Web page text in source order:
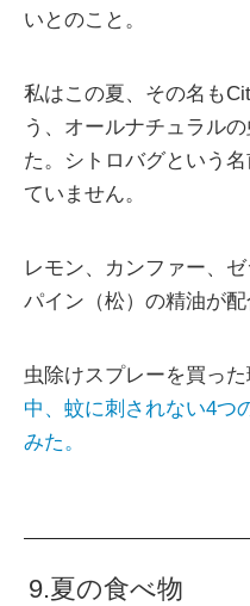
いとのこと。
私はこの夏、その名も
う、オールナチュラル
た。シトロバグという
ていません。
レモン、カンファー、
パイン（松）の精油が配
虫除けスプレーを買っ
中、蚊に刺されない4つ
みた。
9.夏の食べ物